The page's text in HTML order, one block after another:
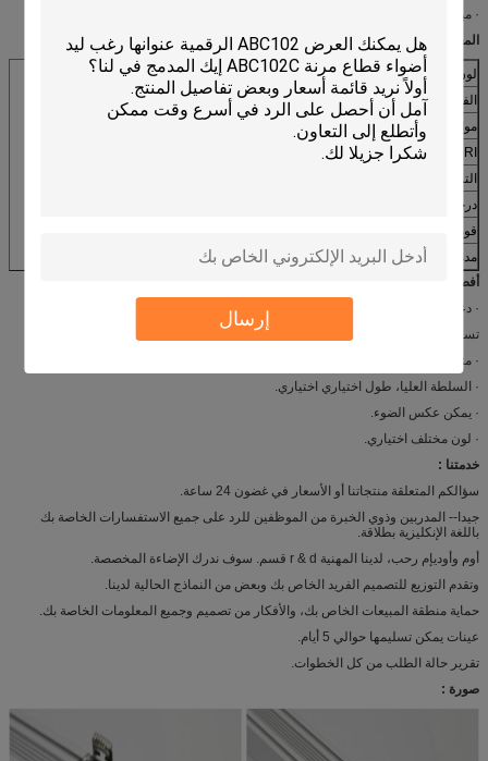
إرسال
· ميزة المنتج: يمكن عكس الضوء
المقياس:
لون الجسم
أبيض / أسود / فضي
الفولطية
110-240V
مواد
6063-T5 الألومنيوم
CRI
> 80
التركيب
درجة الحرارة
قوة
مدة الصلاحية
35 سنة
أفضلية :
· دعوى للمكتب، إضاءة المنزل، مدخل الخ.
تستخدم لإضاءة التعليق.
· متصلة واحدا تلو الآخر كخط.
· السلطة العليا، طول اختياري اختياري.
· يمكن عكس الضوء.
· لون مختلف اختياري.
خدمتنا :
سؤالكم المتعلقة منتجاتنا أو الأسعار في غضون 24 ساعة.
جيدا-- المدربين وذوي الخبرة من الموظفين للرد على جميع الاستفسارات الخاصة بك
باللغة الإنكليزية بطلاقة.
أوم وأوديإم رحب، لدينا المهنية r & d قسم. سوف ندرك الإضاءة المخصصة.
وتقدم التوزيع للتصميم الفريد الخاص بك وبعض من النماذج الحالية لدينا.
حماية منطقة المبيعات الخاص بك، والأفكار من تصميم وجميع المعلومات الخاصة بك.
عينات يمكن تسليمها حوالي 5 أيام.
تقرير حالة الطلب من كل الخطوات.
صورة :